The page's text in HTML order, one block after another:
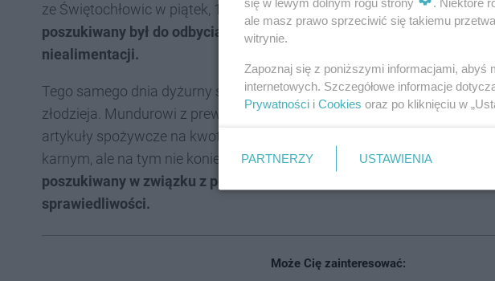
ze Świętochłowic w piątek, 18 października 2024 r.Mężczyzna
poszukiwany był do odbycia kary pięciu miesięcy pozbawienia
niealimentacji.
Tego samego dnia dyżurny świętochłowickiej komendy policji otrzymał
złodzieja. Mundurowi z prewencji po przybyciu na miejsce ustalili, że
artykuły spożywcze na kwotę blisko 140 złotych. Mężczyzna, w wieku
karnym, ale na tym nie koniec… Okazało się, że został za nim wydany
poszukiwany w związku z popełnionym oszustwem i od pół roku
sprawiedliwości.
Może Cię zainteresować:
ale masz prawo sprzeciwić się takiemu
witrynie.
Zapoznaj się z poniższymi informacjami, abyś
internetowych. Szczegółowe informacje
Prywatności i Cookies oraz po kliknięciu w
PARTNERZY USTAWIENIA